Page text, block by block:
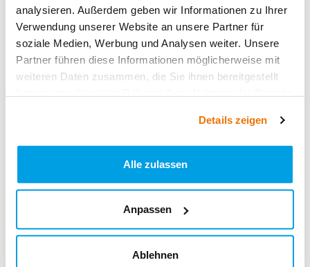
analysieren. Außerdem geben wir Informationen zu Ihrer
Verwendung unserer Website an unsere Partner für
soziale Medien, Werbung und Analysen weiter. Unsere
Partner führen diese Informationen möglicherweise mit
weiteren Daten zusammen, die Sie ihnen bereitgestellt
Details zeigen
Alle zulassen
Anpassen
Ablehnen